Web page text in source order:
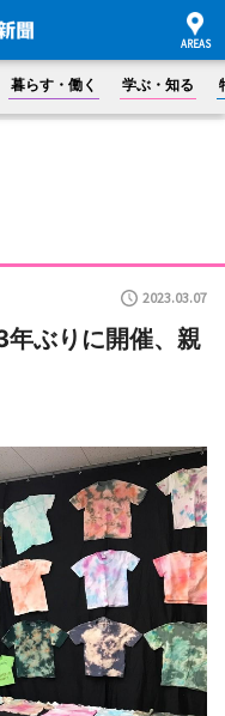
暮らす・働く 学ぶ・知る
2023.03.07
ぶりに開催、親